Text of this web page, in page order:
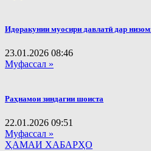
Идоракунии муосири давлатӣ дар
23.01.2026 08:46
Муфассал »
Раҳнамои зиндагии шоиста
22.01.2026 09:51
Муфассал »
ҲАМАИ ХАБАРҲО